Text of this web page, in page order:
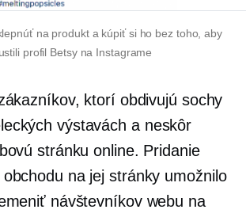
na produkt a kúpiť si ho bez toho, aby
profil Betsy na Instagrame
ktorí obdivujú sochy
výstavách a neskôr
stránku online. Pridanie
na jej stránky umožnilo
návštevníkov webu na